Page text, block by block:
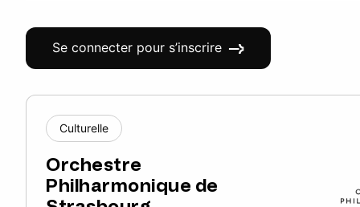
Se connecter pour s’inscrire
Culturelle
Orchestre
Philharmonique de